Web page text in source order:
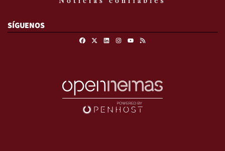
SÍGUENOS
FacebookLinkedinInstagram